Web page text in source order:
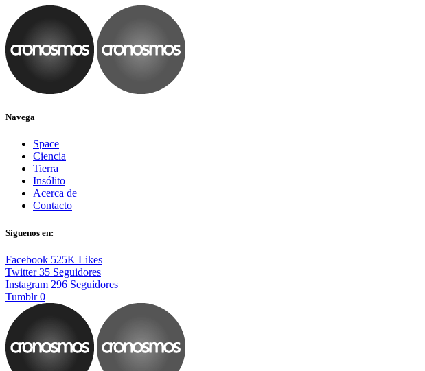
Navega
Space
Ciencia
Tierra
Insólito
Acerca de
Contacto
Síguenos en:
Facebook 525K Likes
Twitter 35 Seguidores
Instagram 296 Seguidores
Tumblr 0